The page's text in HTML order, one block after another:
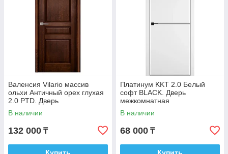
Валенсия Vilario массив
ольхи Античный орех глухая
2.0 PTD. Дверь
межкомнатная
В наличии
132 000 ₸
Платинум KKT 2.0 Белый
софт BLACK. Дверь
межкомнатная
В наличии
68 000 ₸